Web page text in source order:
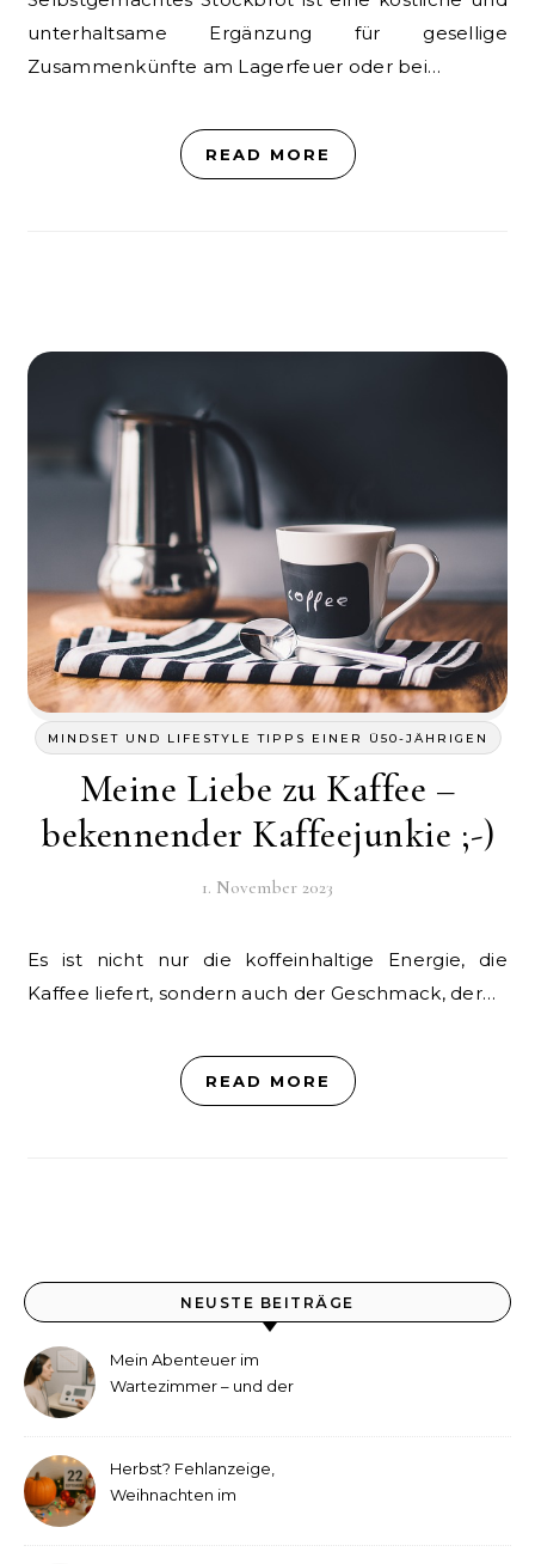
unterhaltsame Ergänzung für gesellige
Zusammenkünfte am Lagerfeuer oder bei…
READ MORE
MINDSET UND LIFESTYLE TIPPS EINER Ü50-JÄHRIGEN
Meine Liebe zu Kaffee –
bekennender Kaffeejunkie ;-)
1. November 2023
Es ist nicht nur die koffeinhaltige Energie, die
Kaffee liefert, sondern auch der Geschmack, der…
READ MORE
NEUSTE BEITRÄGE
Mein Abenteuer im
Wartezimmer – und der
Herbst? Fehlanzeige,
Weihnachten im